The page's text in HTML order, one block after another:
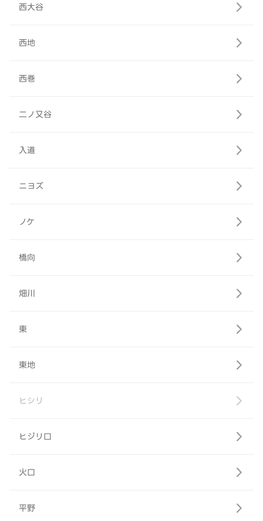
西大谷
西地
西巻
二ノ又谷
入道
ニヨズ
ノケ
橋向
畑川
東
東地
ヒシリ
ヒジリ口
火口
平野